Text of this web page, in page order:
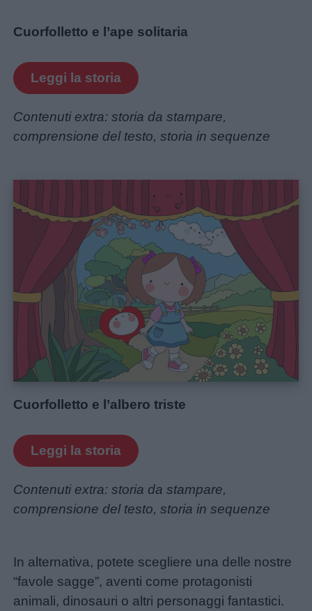
Cuorfolletto e l’ape solitaria
Leggi la storia
Contenuti extra: storia da stampare,
comprensione del testo, storia in sequenze
Cuorfolletto e l’albero triste
Leggi la storia
Contenuti extra: storia da stampare,
comprensione del testo, storia in sequenze
In alternativa, potete scegliere una delle nostre
“favole sagge”, aventi come protagonisti
animali, dinosauri o altri personaggi fantastici.